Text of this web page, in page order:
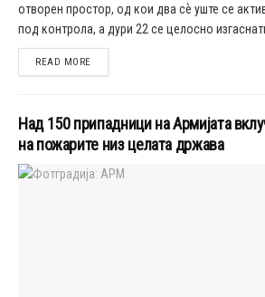
отворен простор, од кои два сѐ уште се
под контрола, а дури 22 се целосно
READ MOREDETAILS
Над 150 припадници на Армијата
на пожарите низ целата држава